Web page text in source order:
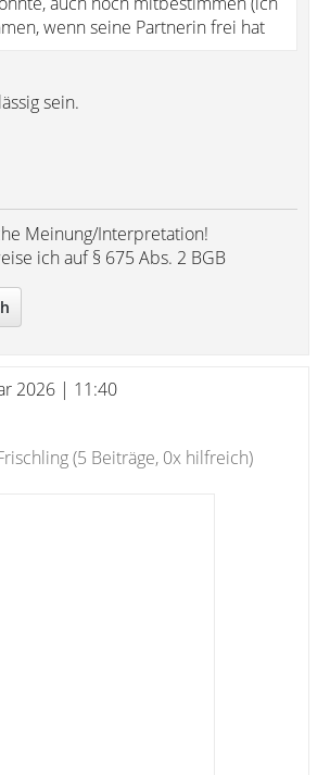
wenn seine Partnerin frei hat
sein.
Meinung/Interpretation!
ich auf § 675 Abs. 2 BGB
2026 | 11:40
(5 Beiträge, 0x hilfreich)